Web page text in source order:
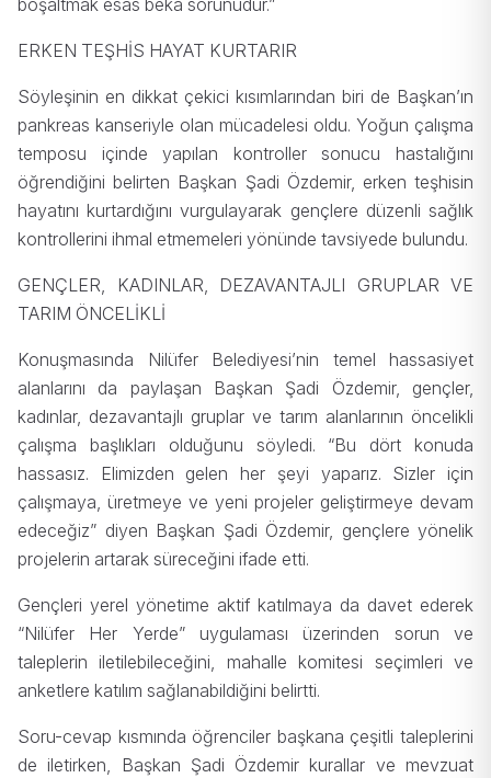
boşaltmak esas beka sorunudur.”
ERKEN TEŞHİS HAYAT KURTARIR
Söyleşinin en dikkat çekici kısımlarından biri de Başkan’ın
pankreas kanseriyle olan mücadelesi oldu. Yoğun çalışma
temposu içinde yapılan kontroller sonucu hastalığını
öğrendiğini belirten Başkan Şadi Özdemir, erken teşhisin
hayatını kurtardığını vurgulayarak gençlere düzenli sağlık
kontrollerini ihmal etmemeleri yönünde tavsiyede bulundu.
GENÇLER, KADINLAR, DEZAVANTAJLI GRUPLAR VE
TARIM ÖNCELİKLİ
Konuşmasında Nilüfer Belediyesi’nin temel hassasiyet
alanlarını da paylaşan Başkan Şadi Özdemir, gençler,
kadınlar, dezavantajlı gruplar ve tarım alanlarının öncelikli
çalışma başlıkları olduğunu söyledi. “Bu dört konuda
hassasız. Elimizden gelen her şeyi yaparız. Sizler için
çalışmaya, üretmeye ve yeni projeler geliştirmeye devam
edeceğiz” diyen Başkan Şadi Özdemir, gençlere yönelik
projelerin artarak süreceğini ifade etti.
Gençleri yerel yönetime aktif katılmaya da davet ederek
“Nilüfer Her Yerde” uygulaması üzerinden sorun ve
taleplerin iletilebileceğini, mahalle komitesi seçimleri ve
anketlere katılım sağlanabildiğini belirtti.
Soru-cevap kısmında öğrenciler başkana çeşitli taleplerini
de iletirken, Başkan Şadi Özdemir kurallar ve mevzuat